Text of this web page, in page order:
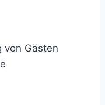
von Gästen